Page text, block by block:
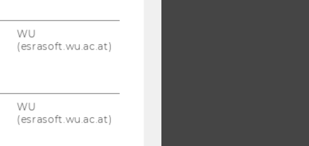
WU
(esrasoft.wu.ac.at)
WU
(esrasoft.wu.ac.at)